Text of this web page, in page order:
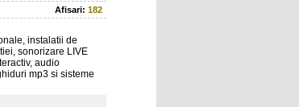
Afisari: 182
instalatii de
sonorizare LIVE
audio
mp3 si sisteme